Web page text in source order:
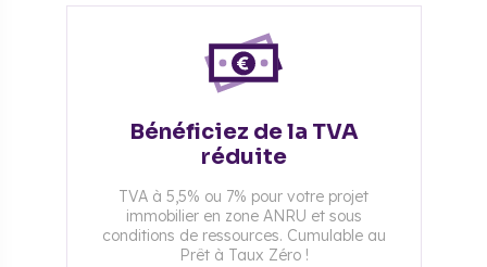
Bénéficiez de la TVA
réduite
TVA à 5,5% ou 7% pour votre projet
immobilier en zone ANRU et sous
conditions de ressources. Cumulable au
Prêt à Taux Zéro !